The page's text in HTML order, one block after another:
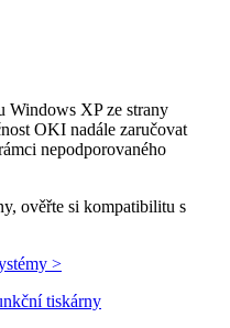
Windows XP ze strany
OKI nadále zaručovat
nepodporovaného
ověřte si kompatibilitu s
>
tiskárny